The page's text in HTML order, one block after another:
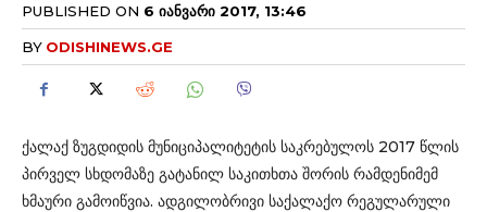
PUBLISHED ON 6 ᲘᲐᲜᲕᲐᲠᲘ 2017, 13:46
BY ODISHINEWS.GE
ქალაქ ზუგდიდის მუნიციპალიტეტის საკრებულოს 2017 წლის
პირველ სხდომაზე გატანილ საკითხთა შორის რამდენიმემ
ხმაური გამოიწვია. ადგილობრივი საქალაქო რეგულარული